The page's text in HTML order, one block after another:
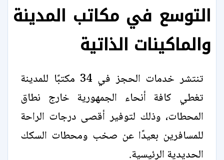
التوسع في مكاتب المدينة
والماكينات الذاتية
تنتشر خدمات الحجز في 34 مكتبًا للمدينة
تغطي كافة أنحاء الجمهورية خارج نطاق
المحطات، وذلك لتوفير أقصى درجات الراحة
للمسافرين بعيدًا عن صخب ومحطات السكك
الحديدية الرئيسية.